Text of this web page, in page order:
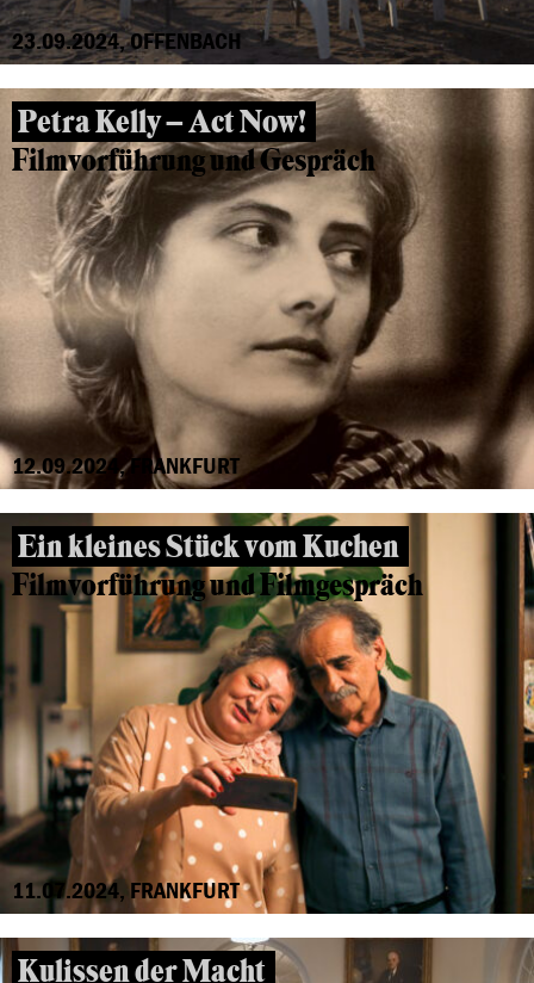
23.09.2024, OFFENBACH
Petra Kelly – Act Now!
Filmvorführung und Gespräch
12.09.2024, FRANKFURT
Ein kleines Stück vom Kuchen
Filmvorführung und Filmgespräch
11.07.2024, FRANKFURT
Kulissen der Macht